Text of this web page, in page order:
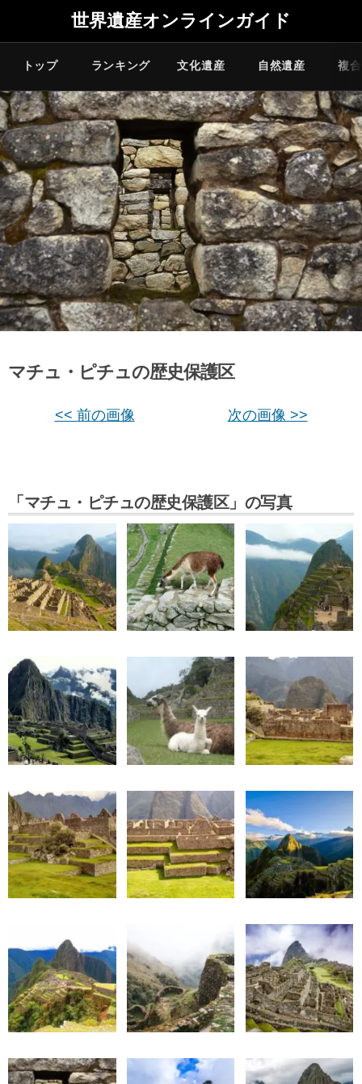
世界遺産オンラインガイド
トップ ランキング 文化遺産 自然遺産 複
マチュ・ピチュの歴史保護区
<< 前の画像 次の画像 >>
「マチュ・ピチュの歴史保護区」の写真